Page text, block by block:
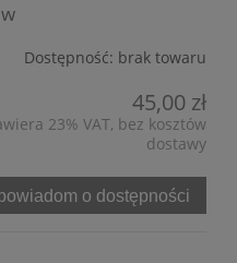
Dostępność: brak towaru
45,00 zł
23% VAT, bez kosztów
dostawy
o dostępności